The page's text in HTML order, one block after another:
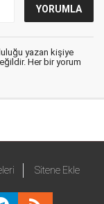
yazan kişiye
Her bir yorum
Sitene Ekle